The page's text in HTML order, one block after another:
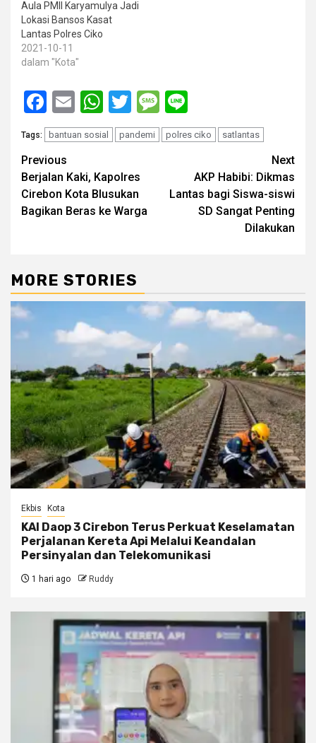
Aula PMII Karyamulya Jadi
Lokasi Bansos Kasat
Lantas Polres Ciko
2021-10-11
dalam "Kota"
Facebook
EmailWhatsApp
TwitterMessage
Tags: bantuan sosial pandemi polres ciko satlantas
Post
navigation
Previous
Berjalan Kaki, Kapolres
Cirebon Kota Blusukan
Bagikan Beras ke Warga
Next
AKP Habibi: Dikmas
Lantas bagi Siswa-siswi
SD Sangat Penting
Dilakukan
MORE STORIES
Ekbis Kota
KAI Daop 3 Cirebon Terus Perkuat Keselamatan
Perjalanan Kereta Api Melalui Keandalan
Persinyalan dan Telekomunikasi
1 hari ago Ruddy